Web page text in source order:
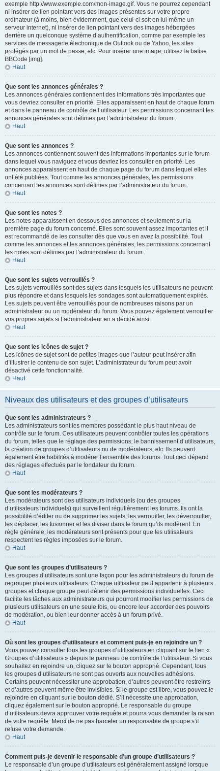
exemple http://www.exemple.com/mon-image.gif. Vous ne pourrez cependant
ni insérer de lien pointant vers des images présentes sur votre propre
ordinateur (à moins, bien évidemment, que celui-ci soit en lui-même un
serveur internet), ni insérer de lien pointant vers des images hébergées
derrière un quelconque système d’authentification, comme par exemple les
services de messagerie électronique de Outlook ou de Yahoo, les sites
protégés par un mot de passe, etc. Pour insérer une image, utilisez la balise
BBCode [img].
Haut
Que sont les annonces générales ?
Les annonces générales contiennent des informations très importantes que
vous devriez consulter en priorité. Elles apparaissent en haut de chaque forum
et dans le panneau de contrôle de l’utilisateur. Les permissions concernant les
annonces générales sont définies par l’administrateur du forum.
Haut
Que sont les annonces ?
Les annonces contiennent souvent des informations importantes sur le forum
dans lequel vous naviguez et vous devriez les consulter en priorité. Les
annonces apparaissent en haut de chaque page du forum dans lequel elles
ont été publiées. Tout comme les annonces générales, les permissions
concernant les annonces sont définies par l’administrateur du forum.
Haut
Que sont les notes ?
Les notes apparaissent en dessous des annonces et seulement sur la
première page du forum concerné. Elles sont souvent assez importantes et il
est recommandé de les consulter dès que vous en avez la possibilité. Tout
comme les annonces et les annonces générales, les permissions concernant
les notes sont définies par l’administrateur du forum.
Haut
Que sont les sujets verrouillés ?
Les sujets verrouillés sont des sujets dans lesquels les utilisateurs ne peuvent
plus répondre et dans lesquels les sondages sont automatiquement expirés.
Les sujets peuvent être verrouillés pour de nombreuses raisons par un
administrateur ou un modérateur du forum. Vous pouvez également verrouiller
vos propres sujets si l’administrateur en a décidé ainsi.
Haut
Que sont les icônes de sujet ?
Les icônes de sujet sont de petites images que l’auteur peut insérer afin
d’illustrer le contenu de son sujet. L’administrateur du forum peut avoir
désactivé cette fonctionnalité.
Haut
Niveaux des utilisateurs et des groupes d’utilisateurs
Que sont les administrateurs ?
Les administrateurs sont les membres possédant le plus haut niveau de
contrôle sur le forum. Ces utilisateurs peuvent contrôler toutes les opérations
du forum, telles que le réglage des permissions, le bannissement d’utilisateurs,
la création de groupes d’utilisateurs ou de modérateurs, etc. Ils peuvent
également être habilités à modérer l’ensemble des forums. Tout ceci dépend
des réglages effectués par le fondateur du forum.
Haut
Que sont les modérateurs ?
Les modérateurs sont des utilisateurs individuels (ou des groupes
d’utilisateurs individuels) qui surveillent régulièrement les forums. Ils ont la
possibilité d’éditer ou de supprimer les sujets, les verrouiller, les déverrouiller,
les déplacer, les fusionner et les diviser dans le forum qu’ils modèrent. En
règle générale, les modérateurs sont présents pour que les utilisateurs
respectent les règles imposées sur le forum.
Haut
Que sont les groupes d’utilisateurs ?
Les groupes d’utilisateurs sont une façon pour les administrateurs du forum de
regrouper plusieurs utilisateurs. Chaque utilisateur peut appartenir à plusieurs
groupes et chaque groupe peut détenir des permissions individuelles. Ceci
facilite les tâches aux administrateurs qui pourront modifier les permissions de
plusieurs utilisateurs en une seule fois, ou encore leur accorder des pouvoirs
de modération, ou bien leur donner accès à un forum privé.
Haut
Où sont les groupes d’utilisateurs et comment puis-je en rejoindre un ?
Vous pouvez consulter tous les groupes d’utilisateurs en cliquant sur le lien «
Groupes d’utilisateurs » depuis le panneau de contrôle de l’utilisateur. Si vous
souhaitez en rejoindre un, cliquez sur le bouton approprié. Cependant, tous
les groupes d’utilisateurs ne sont pas ouverts aux nouvelles adhésions.
Certains peuvent nécessiter une approbation, d’autres peuvent être restreints
et d’autres peuvent même être invisibles. Si le groupe est libre, vous pouvez le
rejoindre en cliquant sur le bouton dédié. S’il nécessite une approbation,
cliquez également sur le bouton approprié. Le responsable du groupe
d’utilisateurs devra approuver votre requête et pourra vous demander la raison
de votre requête. Merci de ne pas harceler un responsable de groupe s’il
refuse votre demande.
Haut
Comment puis-je devenir le responsable d’un groupe d’utilisateurs ?
Le responsable d’un groupe d’utilisateurs est généralement assigné lorsque